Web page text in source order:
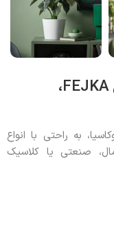
گیاه مصنوعی گلدانی ایکیا مدل FEJKA،
به راحتی با انواع
صنعتی یا کلاسیک